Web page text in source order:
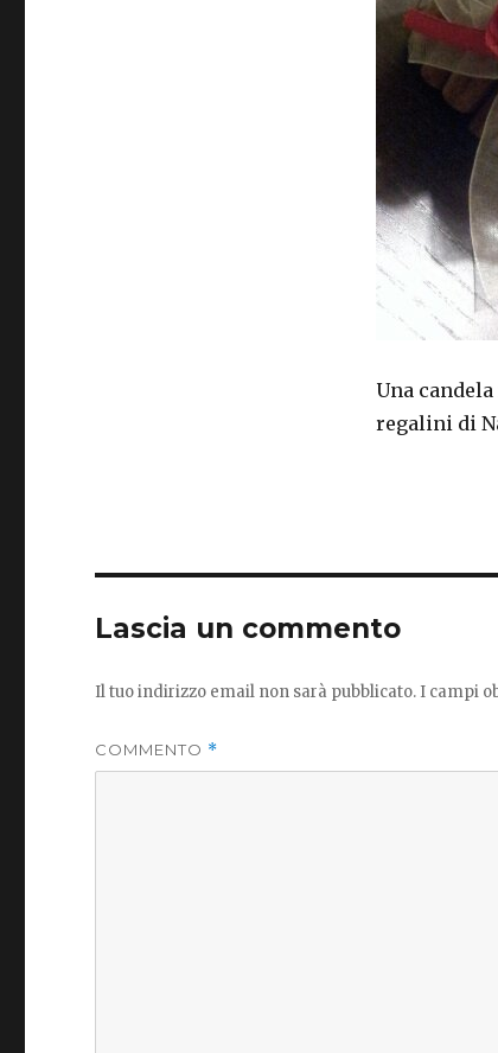
Una
regalini di
Lascia un commento
Il tuo indirizzo email non sarà pubblicato. I campi
COMMENTO *